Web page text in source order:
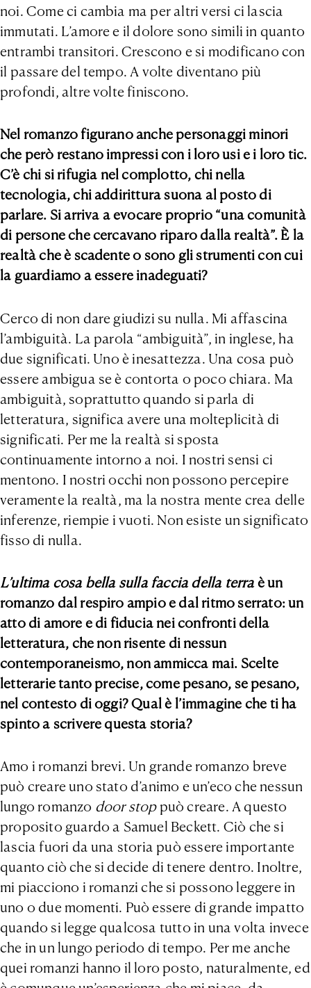
noi. Come ci cambia ma per altri versi ci lascia
immutati. L’amore e il dolore sono simili in quanto
entrambi transitori. Crescono e si modificano con
il passare del tempo. A volte diventano più
profondi, altre volte finiscono.
Nel romanzo figurano anche personaggi minori
che però restano impressi con i loro usi e i loro tic.
C’è chi si rifugia nel complotto, chi nella
tecnologia, chi addirittura suona al posto di
parlare. Si arriva a evocare proprio “una comunità
di persone che cercavano riparo dalla realtà”. È la
realtà che è scadente o sono gli strumenti con cui
la guardiamo a essere inadeguati?
Cerco di non dare giudizi su nulla. Mi affascina
l’ambiguità. La parola “ambiguità”, in inglese, ha
due significati. Uno è inesattezza. Una cosa può
essere ambigua se è contorta o poco chiara. Ma
ambiguità, soprattutto quando si parla di
letteratura, significa avere una molteplicità di
significati. Per me la realtà si sposta
continuamente intorno a noi. I nostri sensi ci
mentono. I nostri occhi non possono percepire
veramente la realtà, ma la nostra mente crea delle
inferenze, riempie i vuoti. Non esiste un significato
fisso di nulla.
L’ultima cosa bella sulla faccia della terraè un
romanzo dal respiro ampio e dal ritmo serrato: un
atto di amore e di fiducia nei confronti della
letteratura, che non risente di nessun
contemporaneismo, non ammicca mai. Scelte
letterarie tanto precise, come pesano, se pesano,
nel contesto di oggi? Qual è l’immagine che ti ha
spinto a scrivere questa storia?
Amo i romanzi brevi. Un grande romanzo breve
può creare uno stato d’animo e un’eco che nessun
lungo romanzo door stoppuò creare. A questo
proposito guardo a Samuel Beckett. Ciò che si
lascia fuori da una storia può essere importante
quanto ciò che si decide di tenere dentro. Inoltre,
mi piacciono i romanzi che si possono leggere in
uno o due momenti. Può essere di grande impatto
quando si legge qualcosa tutto in una volta invece
che in un lungo periodo di tempo. Per me anche
quei romanzi hanno il loro posto, naturalmente, ed